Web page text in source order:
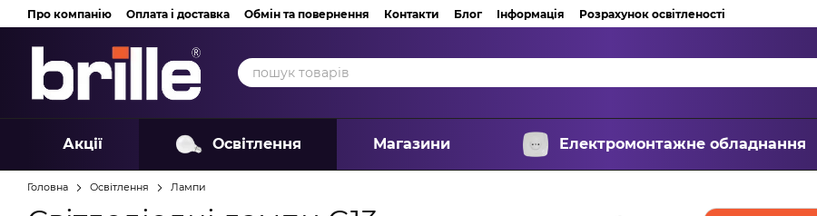
Перейти до основного контенту
Про компанію Оплата і доставка Обмін та повернення Контакти Блог Інформація Розрахунок освітленості
Акції Освітлення Магазини Електромонтажне обладнання
Головна Освітлення Лампи